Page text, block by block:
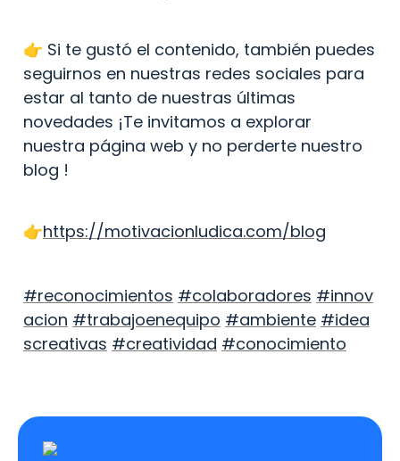
👉 Si te gustó el contenido, también puedes
seguirnos en nuestras redes sociales para
estar al tanto de nuestras últimas
novedades ¡Te invitamos a explorar
nuestra página web y no perderte nuestro
blog !
👉https://motivacionludica.com/blog
#reconocimientos #colaboradores #innov
acion #trabajoenequipo #ambiente #idea
screativas #creatividad #conocimiento